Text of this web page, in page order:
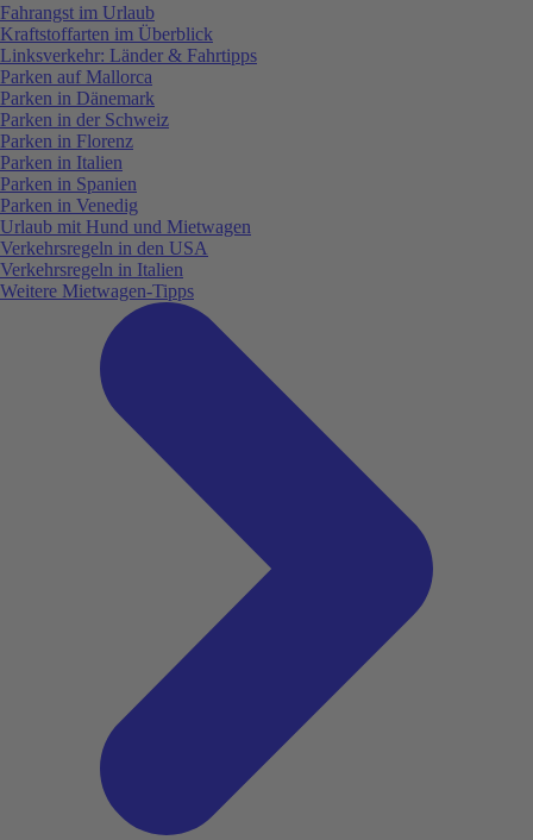
Fahrangst im Urlaub
Kraftstoffarten im Überblick
Linksverkehr: Länder & Fahrtipps
Parken auf Mallorca
Parken in Dänemark
Parken in der Schweiz
Parken in Florenz
Parken in Italien
Parken in Spanien
Parken in Venedig
Urlaub mit Hund und Mietwagen
Verkehrsregeln in den USA
Verkehrsregeln in Italien
Weitere Mietwagen-Tipps